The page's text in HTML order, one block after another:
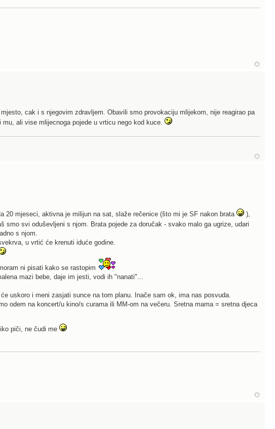
cak i s njegovim zdravljem. Obavili smo provokaciju mlijekom, nije reagirao pa
mu, ali vise mlijecnoga pojede u vrticu nego kod kuce.
20 mjeseci, aktivna je milijun na sat, slaže rečenice (što mi je SF nakon brata
),
smo svi oduševljeni s njom. Brata pojede za doručak - svako malo ga ugrize, udari
s njom.
u vrtić će krenuti iduće godine.
ni pisati kako se rastopim
mazi bebe, daje im jesti, vodi ih "nanati"...
uskoro i meni zasjati sunce na tom planu. Inače sam ok, ima nas posvuda.
odem na koncert/u kino/s curama ili MM-om na večeru. Sretna mama = sretna djeca
piči, ne čudi me